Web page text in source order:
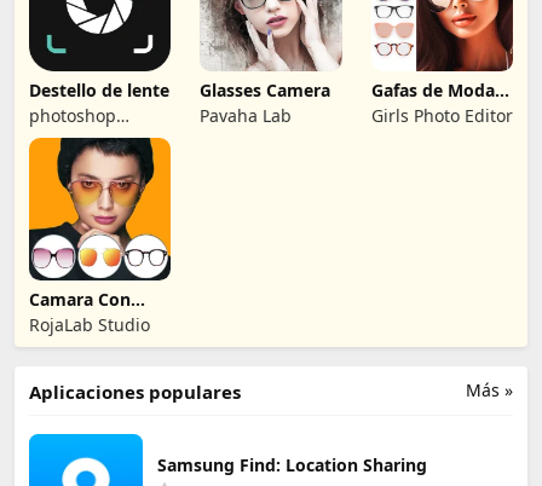
Destello de lente
photoshop
mobile apps
Glasses Camera
Pavaha Lab
Gafas de Moda
Editor de Fotos
Girls Photo Editor
Camara Con
Gafas Reales
RojaLab Studio
Más »
Aplicaciones populares
Samsung Find: Location Sharing